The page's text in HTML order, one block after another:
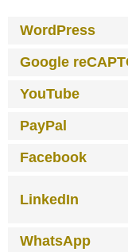
WordPress
Google
YouTube
PayPal
Facebook
LinkedIn
WhatsApp